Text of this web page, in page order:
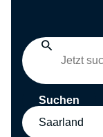
Suchen
Saarland